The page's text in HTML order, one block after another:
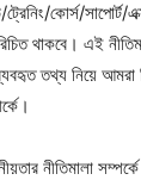
কোর্স/সাপোর্ট/
থাকবে। এই
তথ্য নিয়ে
নীতিমালা